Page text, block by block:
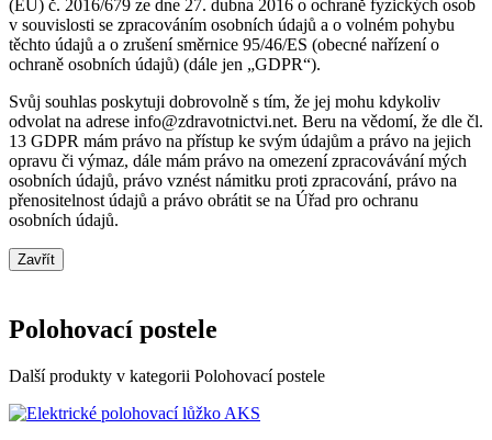
(EU) č. 2016/679 ze dne 27. dubna 2016 o ochraně fyzických osob
v souvislosti se zpracováním osobních údajů a o volném pohybu
těchto údajů a o zrušení směrnice 95/46/ES (obecné nařízení o
ochraně osobních údajů) (dále jen „GDPR“).
Svůj souhlas poskytuji dobrovolně s tím, že jej mohu kdykoliv
odvolat na adrese info@zdravotnictvi.net. Beru na vědomí, že dle čl.
13 GDPR mám právo na přístup ke svým údajům a právo na jejich
opravu či výmaz, dále mám právo na omezení zpracovávání mých
osobních údajů, právo vznést námitku proti zpracování, právo na
přenositelnost údajů a právo obrátit se na Úřad pro ochranu
osobních údajů.
Zavřít
Polohovací postele
Další produkty v kategorii Polohovací postele